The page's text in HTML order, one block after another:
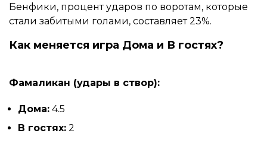
Бенфики, процент ударов по воротам, которые
стали забитыми голами, составляет 23%.
Как меняется игра Дома и В гостях?
Фамаликан (удары в створ):
Дома: 4.5
В гостях: 2